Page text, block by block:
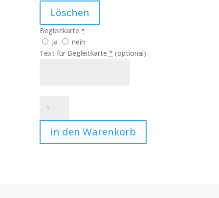
Löschen
Begleitkarte *
ja
nein
Text für Begleitkarte * (optional)
Mama
Danke
Art.Nr.:10018
Menge
In den Warenkorb